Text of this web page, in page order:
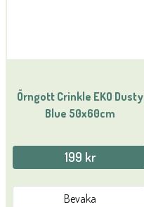
Örngott Crinkle EKO Dusty
Blue 50x60cm
199 kr
Bevaka